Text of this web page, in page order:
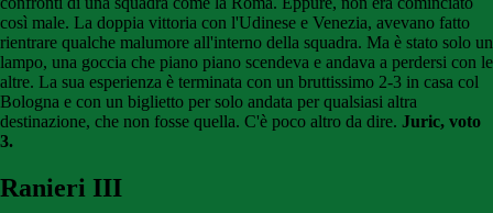
così male. La doppia vittoria con l'Udinese e Venezia, avevano fatto
rientrare qualche malumore all'interno della squadra. Ma è stato solo un
lampo, una goccia che piano piano scendeva e andava a perdersi con le
altre. La sua esperienza è terminata con un bruttissimo 2-3 in casa col
Bologna e con un biglietto per solo andata per qualsiasi altra
destinazione, che non fosse quella. C'è poco altro da dire. Juric, voto
3.
Ranieri III